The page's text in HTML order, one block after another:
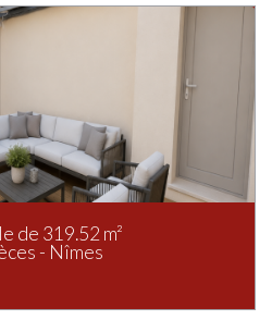
de 319.52 m²
- Nîmes